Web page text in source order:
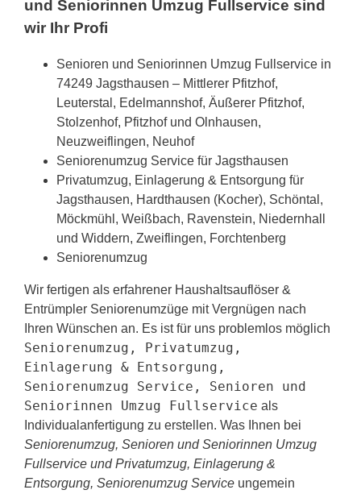
und Seniorinnen Umzug Fullservice sind
wir Ihr Profi
Senioren und Seniorinnen Umzug Fullservice in
74249 Jagsthausen – Mittlerer Pfitzhof,
Leuterstal, Edelmannshof, Äußerer Pfitzhof,
Stolzenhof, Pfitzhof und Olnhausen,
Neuzweiflingen, Neuhof
Seniorenumzug Service für Jagsthausen
Privatumzug, Einlagerung & Entsorgung für
Jagsthausen, Hardthausen (Kocher), Schöntal,
Möckmühl, Weißbach, Ravenstein, Niedernhall
und Widdern, Zweiflingen, Forchtenberg
Seniorenumzug
Wir fertigen als erfahrener Haushaltsauflöser &
Entrümpler Seniorenumzüge mit Vergnügen nach
Ihren Wünschen an. Es ist für uns problemlos möglich
Seniorenumzug, Privatumzug,
Einlagerung & Entsorgung,
Seniorenumzug Service, Senioren und
Seniorinnen Umzug Fullservice als
Individualanfertigung zu erstellen. Was Ihnen bei
Seniorenumzug, Senioren und Seniorinnen Umzug
Fullservice und Privatumzug, Einlagerung &
Entsorgung, Seniorenumzug Service ungemein